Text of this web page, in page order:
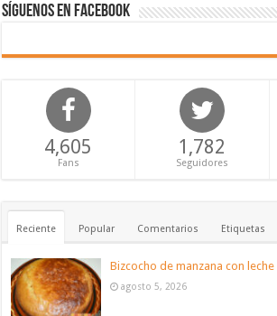
Síguenos en Facebook
4,605
Fans
1,782
Seguidores
Reciente Popular Comentarios Etiquetas
Bizcocho de manzana con
agosto 5, 2026